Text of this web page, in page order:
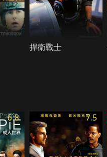
捍衛戰士
6.8 7.5